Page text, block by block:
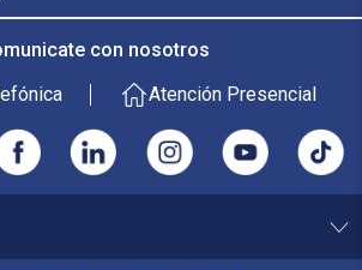
con nosotros
Atención Presencial